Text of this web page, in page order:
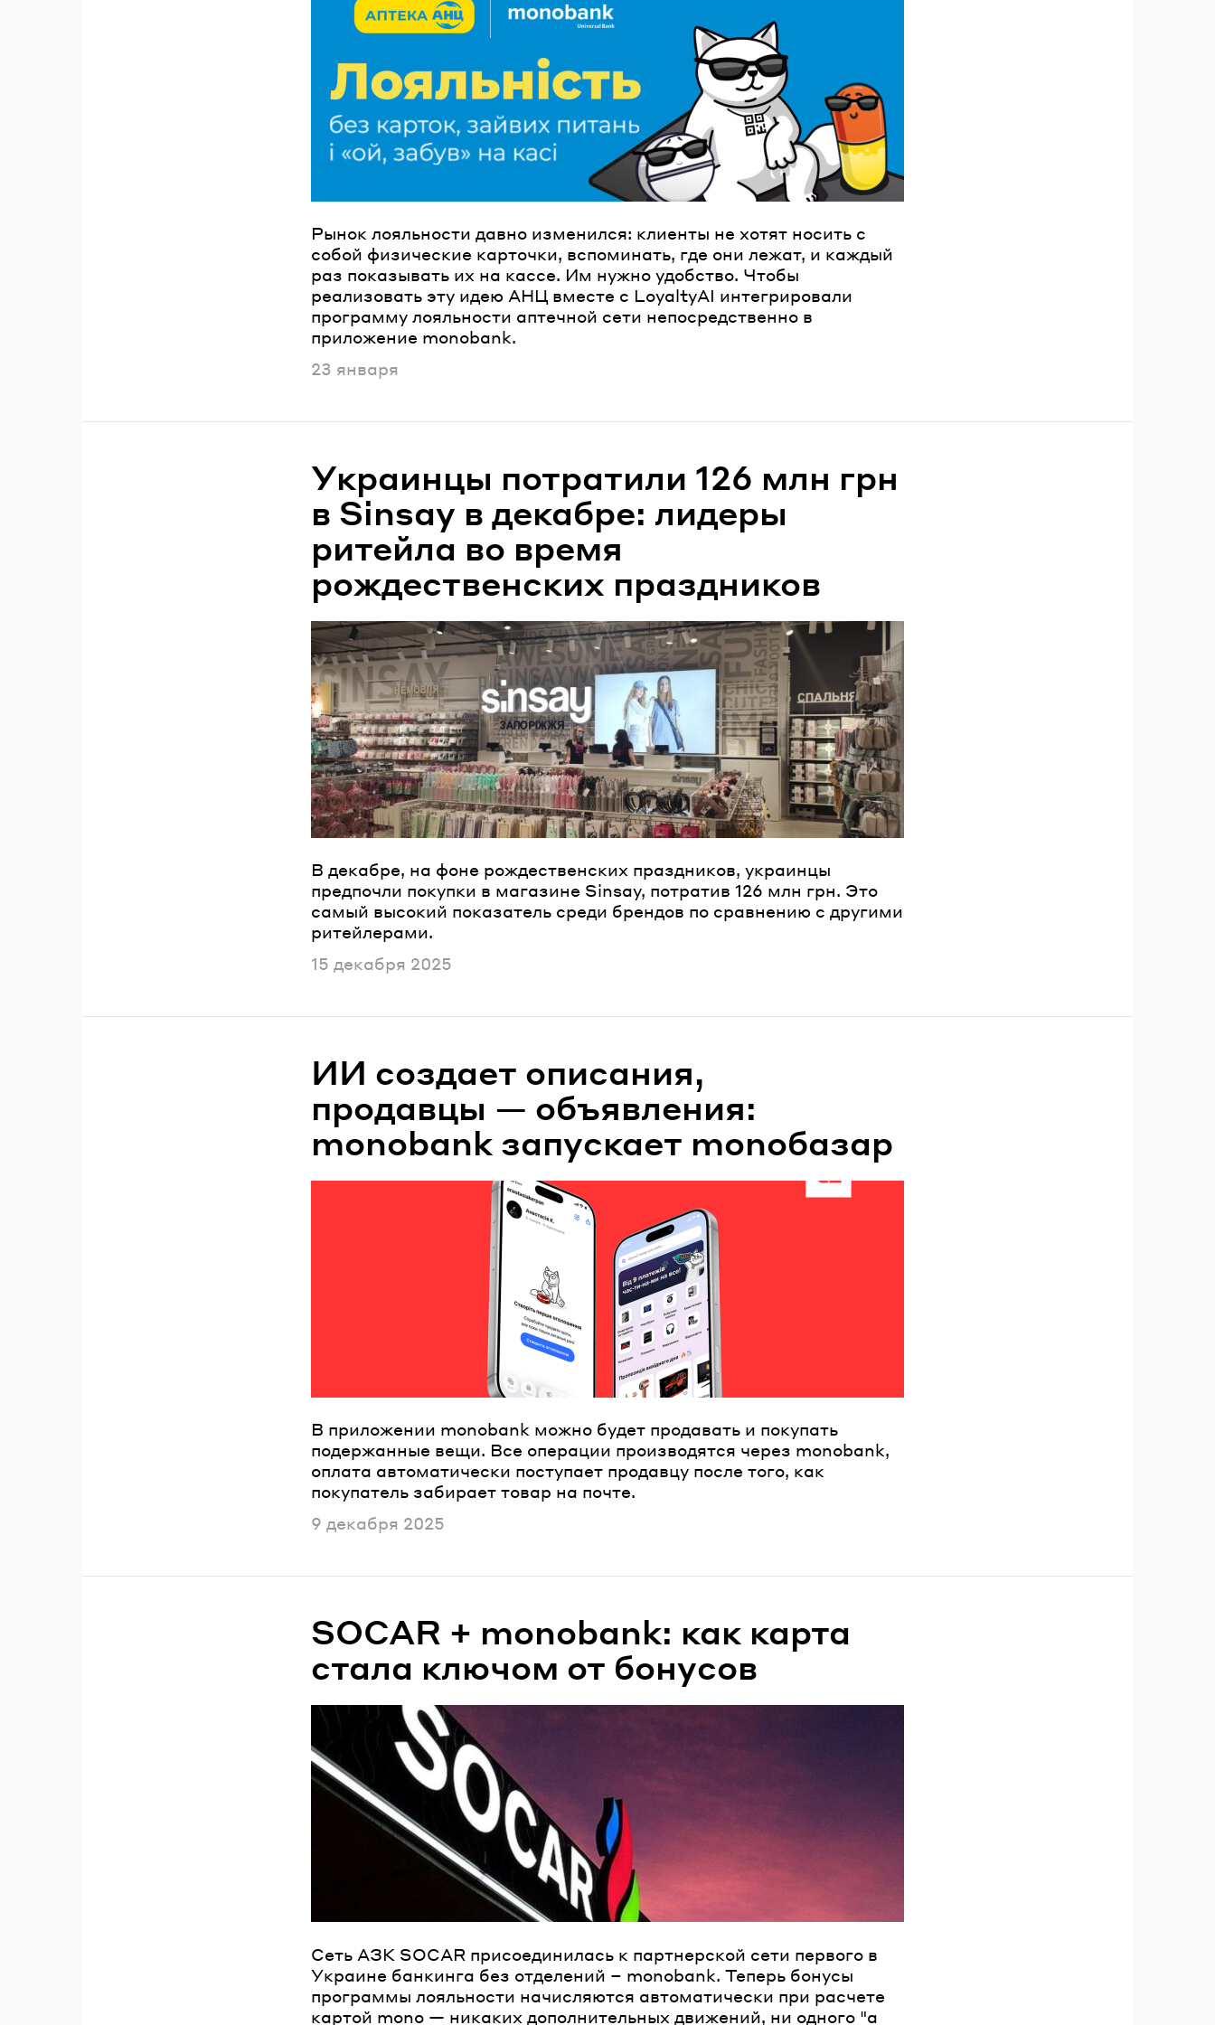
Рынок лояльности давно изменился: клиенты не хотят носить с
собой физические карточки, вспоминать, где они лежат, и каждый
раз показывать их на кассе. Им нужно удобство. Чтобы
реализовать эту идею АНЦ вместе с LoyaltyAI интегрировали
программу лояльности аптечной сети непосредственно в
приложение monobank.
Опубликовано
23 января
Украинцы потратили 126 млн грн
в Sinsay в декабре: лидеры
ритейла во время
рождественских праздников
В декабре, на фоне рождественских праздников, украинцы
предпочли покупки в магазине Sinsay, потратив 126 млн грн. Это
самый высокий показатель среди брендов по сравнению с другими
ритейлерами.
Опубликовано
15 декабря 2025
ИИ создает описания,
продавцы — объявления:
monobank запускает monoбазар
В приложении monobank можно будет продавать и покупать
подержанные вещи. Все операции производятся через monobank,
оплата автоматически поступает продавцу после того, как
покупатель забирает товар на почте.
Опубликовано
9 декабря 2025
SOCAR + monobank: как карта
стала ключом от бонусов
Сеть АЗК SOCAR присоединилась к партнерской сети первого в
Украине банкинга без отделений – monobank. Теперь бонусы
программы лояльности начисляются автоматически при расчете
картой mono — никаких дополнительных движений, ни одного "а
Пароль
Забыли пароль?
ВОЙТИ